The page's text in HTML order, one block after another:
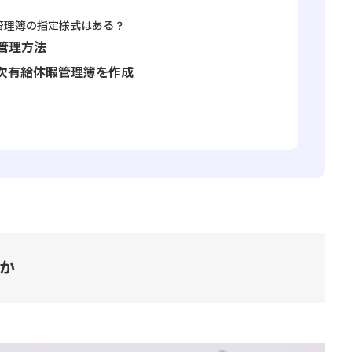
簿の指定様式はある？
理方法
有給休暇管理簿を作成